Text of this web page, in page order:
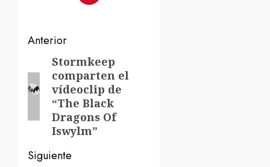
Navegación
de
entradas
Anterior
Entrada
anterior:
Stormkeep
comparten el
vídeoclip de
“The Black
Dragons Of
Iswylm”
Siguiente